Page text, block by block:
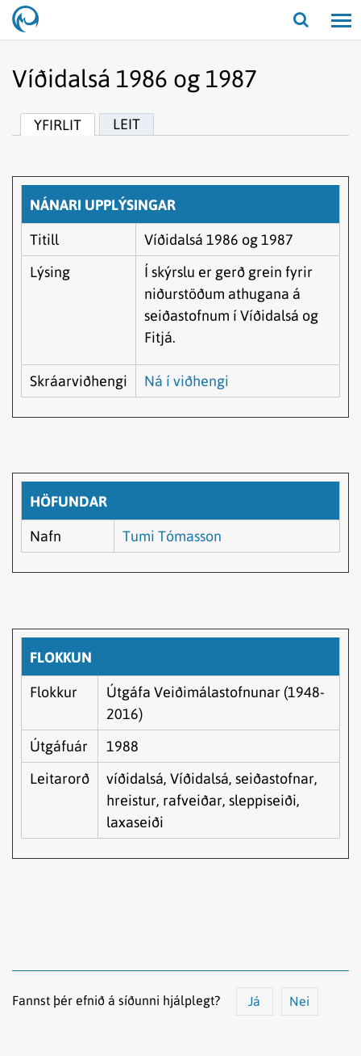
Opna/
Víðidalsá 1986 og 1987
YFIRLIT LEIT
NÁNARI UPPLÝSINGAR
Titill
Víðidalsá 1986 og 1987
Lýsing
Í skýrslu er gerð grein fyrir
niðurstöðum athugana á
seiðastofnum í Víðidalsá og
Fitjá.
Skráarviðhengi Ná í viðhengi
HÖFUNDAR
Nafn Tumi Tómasson
FLOKKUN
Flokkur
Útgáfa Veiðimálastofnunar (1948-
2016)
Útgáfuár
1988
Leitarorð
víðidalsá, Víðidalsá, seiðastofnar,
hreistur, rafveiðar, sleppiseiði,
laxaseiði
Fannst þér efnið á síðunni hjálplegt? Já Nei